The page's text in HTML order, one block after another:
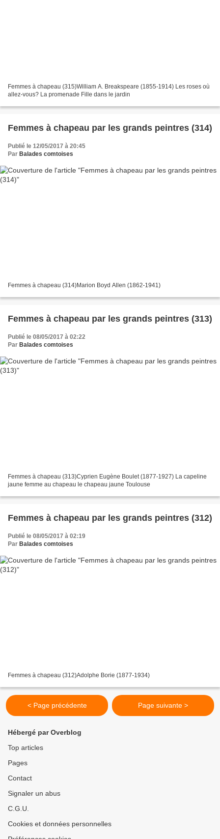
Femmes à chapeau (315)William A. Breakspeare (1855-1914) Les roses où
allez-vous? La promenade Fille dans le jardin
Femmes à chapeau par les grands peintres (314)
Publié le 12/05/2017 à 20:45
Par Balades comtoises
Femmes à chapeau (314)Marion Boyd Allen (1862-1941)
Femmes à chapeau par les grands peintres (313)
Publié le 08/05/2017 à 02:22
Par Balades comtoises
Femmes à chapeau (313)Cyprien Eugène Boulet (1877-1927) La capeline
jaune femme au chapeau le chapeau jaune Toulouse
Femmes à chapeau par les grands peintres (312)
Publié le 08/05/2017 à 02:19
Par Balades comtoises
Femmes à chapeau (312)Adolphe Borie (1877-1934)
< Page précédente Page suivante >
Hébergé par Overblog
Top articles
Pages
Contact
Signaler un abus
C.G.U.
Cookies et données personnelles